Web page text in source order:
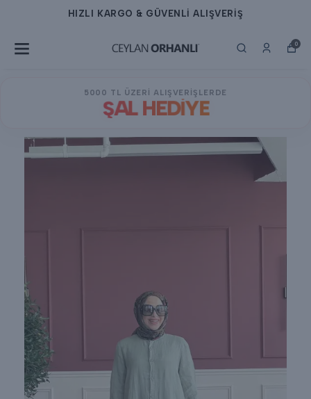
HIZLI KARGO &
0
5000 TL ÜZERİ ALIŞVERİŞLERDE
ŞAL HEDİYE